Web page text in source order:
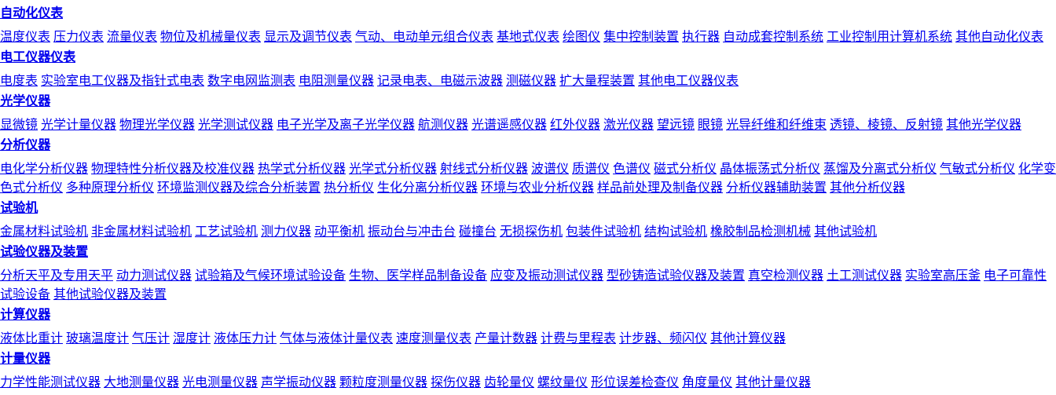
自动化仪表
温度仪表 压力仪表 流量仪表 物位及机械量仪表 显示及调节仪表 气动、电动单元组合仪表 基地式仪表 绘图仪 集中控制装置 执行器 自动成套控制系统 工业控制用计算机系统 其他自动化仪表
电工仪器仪表
电度表 实验室电工仪器及指针式电表 数字电网监测表 电阻测量仪器 记录电表、电磁示波器 测磁仪器 扩大量程装置 其他电工仪器仪表
光学仪器
显微镜 光学计量仪器 物理光学仪器 光学测试仪器 电子光学及离子光学仪器 航测仪器 光谱遥感仪器 红外仪器 激光仪器 望远镜 眼镜 光导纤维和纤维束 透镜、棱镜、反射镜 其他光学仪器
分析仪器
电化学分析仪器 物理特性分析仪器及校准仪器 热学式分析仪器 光学式分析仪器 射线式分析仪器 波谱仪 质谱仪 色谱仪 磁式分析仪 晶体振荡式分析仪 蒸馏及分离式分析仪 气敏式分析仪 化学变
色式分析仪 多种原理分析仪 环境监测仪器及综合分析装置 热分析仪 生化分离分析仪器 环境与农业分析仪器 样品前处理及制备仪器 分析仪器辅助装置 其他分析仪器
试验机
金属材料试验机 非金属材料试验机 工艺试验机 测力仪器 动平衡机 振动台与冲击台 碰撞台 无损探伤机 包装件试验机 结构试验机 橡胶制品检测机械 其他试验机
试验仪器及装置
分析天平及专用天平 动力测试仪器 试验箱及气候环境试验设备 生物、医学样品制备设备 应变及振动测试仪器 型砂铸造试验仪器及装置 真空检测仪器 土工测试仪器 实验室高压釜 电子可靠性
试验设备 其他试验仪器及装置
计算仪器
液体比重计 玻璃温度计 气压计 湿度计 液体压力计 气体与液体计量仪表 速度测量仪表 产量计数器 计费与里程表 计步器、频闪仪 其他计算仪器
计量仪器
力学性能测试仪器 大地测量仪器 光电测量仪器 声学振动仪器 颗粒度测量仪器 探伤仪器 齿轮量仪 螺纹量仪 形位误差检查仪 角度量仪 其他计量仪器